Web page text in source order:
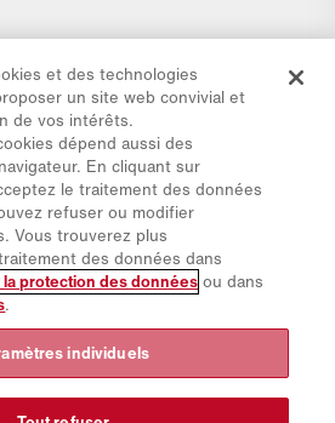
et des technologies
un site web convivial et
de vos intérêts.
dépend aussi des
En cliquant sur
le traitement des données
refuser ou modifier
Vous trouverez plus
des données dans
protection des données ou dans
.
individuels